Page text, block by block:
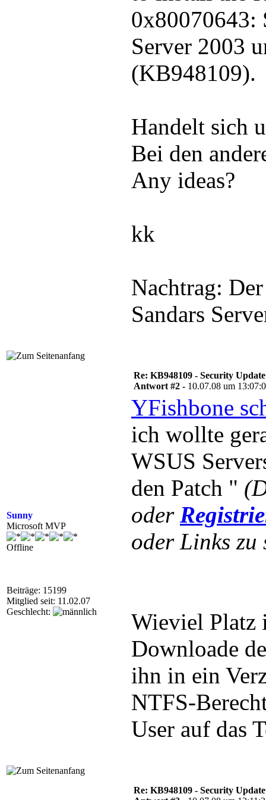
0x80070643:
Server 2003
(KB948109).
Handelt sich
Bei den
Any ideas?
kk
Nachtrag:
Sandars
Sunny
Microsoft MVP
Offline
Beiträge: 15199
Mitglied seit: 11.02.07
Geschlecht:
Re: KB948109 - Security
Antwort #2 - 10.07.08 um
YFishbone
ich wollte
WSUS
den Patch "
oder
oder Links zu
Wieviel Platz
Downloade
ihn in ein
NTFS-
User auf das
Re: KB948109 - Security